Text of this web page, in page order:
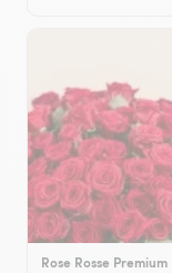
Rose Rosse Premium